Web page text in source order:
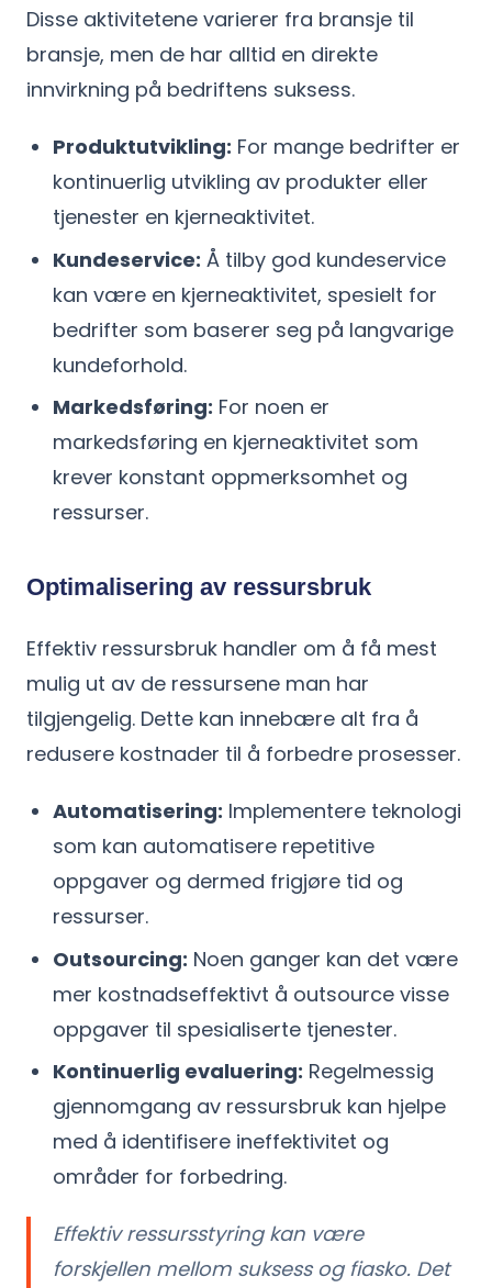
Disse aktivitetene varierer fra bransje til
bransje, men de har alltid en direkte
innvirkning på bedriftens suksess.
Produktutvikling: For mange bedrifter er
kontinuerlig utvikling av produkter eller
tjenester en kjerneaktivitet.
Kundeservice: Å tilby god kundeservice
kan være en kjerneaktivitet, spesielt for
bedrifter som baserer seg på langvarige
kundeforhold.
Markedsføring: For noen er
markedsføring en kjerneaktivitet som
krever konstant oppmerksomhet og
ressurser.
Optimalisering av ressursbruk
Effektiv ressursbruk handler om å få mest
mulig ut av de ressursene man har
tilgjengelig. Dette kan innebære alt fra å
redusere kostnader til å forbedre prosesser.
Automatisering: Implementere teknologi
som kan automatisere repetitive
oppgaver og dermed frigjøre tid og
ressurser.
Outsourcing: Noen ganger kan det være
mer kostnadseffektivt å outsource visse
oppgaver til spesialiserte tjenester.
Kontinuerlig evaluering: Regelmessig
gjennomgang av ressursbruk kan hjelpe
med å identifisere ineffektivitet og
områder for forbedring.
Effektiv ressursstyring kan være
forskjellen mellom suksess og fiasko. Det